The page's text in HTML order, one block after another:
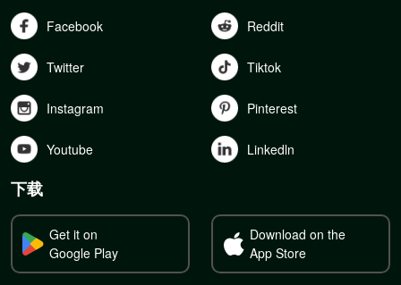
Facebook Reddit
Twitter Tiktok
Instagram Pinterest
Youtube Linkedln
下载
Get it on
Google Play
Download on the
App Store